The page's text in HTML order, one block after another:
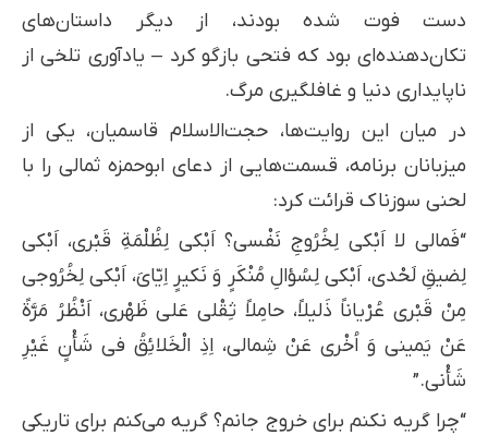
دست فوت شده بودند، از دیگر داستان‌های
تکان‌دهنده‌ای بود که فتحی بازگو کرد – یادآوری تلخی از
ناپایداری دنیا و غافلگیری مرگ.
در میان این روایت‌ها، حجت‌الاسلام قاسمیان، یکی از
میزبانان برنامه، قسمت‌هایی از دعای ابوحمزه ثمالی را با
لحنی سوزناک قرائت کرد:
“فَمالي لا اَبْكي لِخُرُوجِ نَفْسي؟ اَبْكي لِظُلْمَةِ قَبْري، اَبْكي
لِضيقِ لَحْدي، اَبْكي لِسُؤالِ مُنْكَرٍ وَ نَكيرٍ اِيّايَ، اَبْكي لِخُرُوجي
مِنْ قَبْري عُرْياناً ذَليلاً، حامِلاً ثِقْلي عَلى ظَهْري، اَنْظُرُ مَرَّةً
عَنْ يَميني وَ اُخْرى عَنْ شِمالي، اِذِ الْخَلائِقُ في شَأْنٍ غَيْرِ
شَأْني.”
“چرا گریه نکنم برای خروج جانم؟ گریه می‌کنم برای تاریکی